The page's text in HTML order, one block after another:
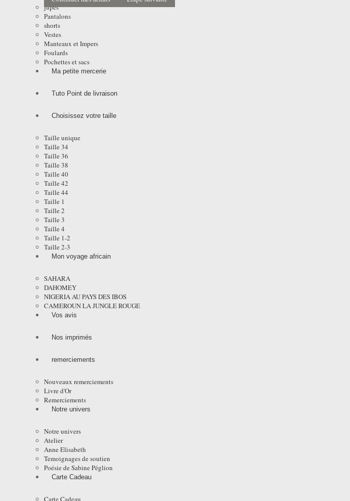
jupes
Pantalons
shorts
Vestes
Manteaux et Impers
Foulards
Pochettes et sacs
Ma petite mercerie
Tuto Point de livraison
Choisissez votre taille
Taille unique
Taille 34
Taille 36
Taille 38
Taille 40
Taille 42
Taille 44
Taille 1
Taille 2
Taille 3
Taille 4
Taille 1-2
Taille 2-3
Mon voyage africain
SAHARA
DAHOMEY
NIGERIA AU PAYS DES IBOS
CAMEROUN LA JUNGLE ROUGE
Vos avis
Nos imprimés
remerciements
Nouveaux remerciements
Livre d'Or
Remerciements
Notre univers
Notre univers
Atelier
Anne Elisabeth
Temoignages de soutien
Poésie de Sabine Péglion
Carte Cadeau
Carte Cadeau